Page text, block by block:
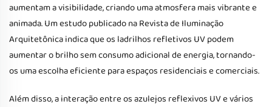
aumentam a visibilidade, criando uma atmosfera mais vibrante e
animada. Um estudo publicado na Revista de Iluminação
Arquitetônica indica que os ladrilhos refletivos UV podem
aumentar o brilho sem consumo adicional de energia, tornando-
os uma escolha eficiente para espaços residenciais e comerciais.
Além disso, a interação entre os azulejos reflexivos UV e vários